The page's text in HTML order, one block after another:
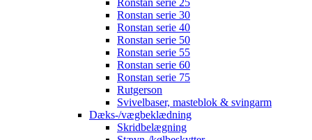
Ronstan serie 25
Ronstan serie 30
Ronstan serie 40
Ronstan serie 50
Ronstan serie 55
Ronstan serie 60
Ronstan serie 75
Rutgerson
Svivelbaser, masteblok & svingarm
Dæks-/vægbeklædning
Skridbelægning